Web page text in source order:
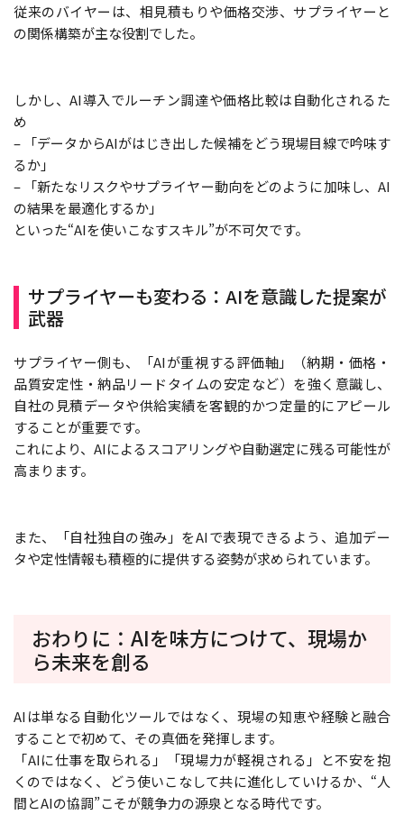
従来のバイヤーは、相見積もりや価格交渉、サプライヤーと
の関係構築が主な役割でした。
しかし、AI導入でルーチン調達や価格比較は自動化されるた
め
– 「データからAIがはじき出した候補をどう現場目線で吟味す
るか」
– 「新たなリスクやサプライヤー動向をどのように加味し、AI
の結果を最適化するか」
といった“AIを使いこなすスキル”が不可欠です。
サプライヤーも変わる：AIを意識した提案が
武器
サプライヤー側も、「AIが重視する評価軸」（納期・価格・
品質安定性・納品リードタイムの安定など）を強く意識し、
自社の見積データや供給実績を客観的かつ定量的にアピール
することが重要です。
これにより、AIによるスコアリングや自動選定に残る可能性が
高まります。
また、「自社独自の強み」をAIで表現できるよう、追加デー
タや定性情報も積極的に提供する姿勢が求められています。
おわりに：AIを味方につけて、現場か
ら未来を創る
AIは単なる自動化ツールではなく、現場の知恵や経験と融合
することで初めて、その真価を発揮します。
「AIに仕事を取られる」「現場力が軽視される」と不安を抱
くのではなく、どう使いこなして共に進化していけるか、“人
間とAIの協調”こそが競争力の源泉となる時代です。